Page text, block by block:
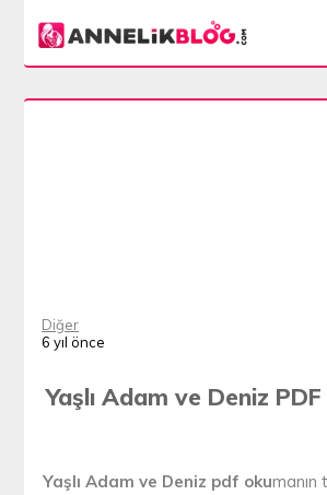
Diğer
6 yıl önce
Yaşlı Adam ve Deniz
Yaşlı Adam ve Deniz pdf okumanın